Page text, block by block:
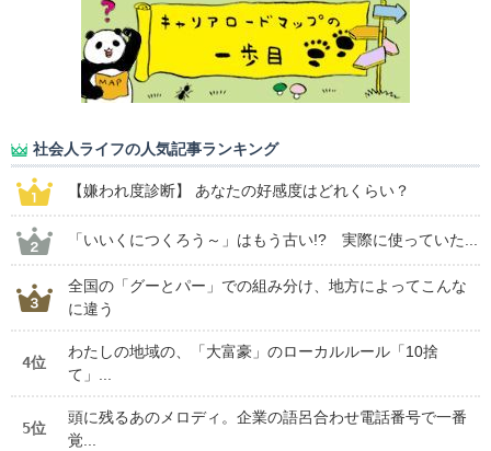
社会人ライフの人気記事ランキング
【嫌われ度診断】 あなたの好感度はどれくらい？
「いいくにつくろう～」はもう古い!? 実際に使っていた...
全国の「グーとパー」での組み分け、地方によってこんな
に違う
4位
わたしの地域の、「大富豪」のローカルルール「10捨
て」...
5位
頭に残るあのメロディ。企業の語呂合わせ電話番号で一番
覚...